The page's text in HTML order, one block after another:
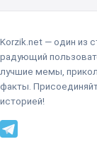
Korzik.net — один из
радующий
лучшие мемы,
факты.
историей!